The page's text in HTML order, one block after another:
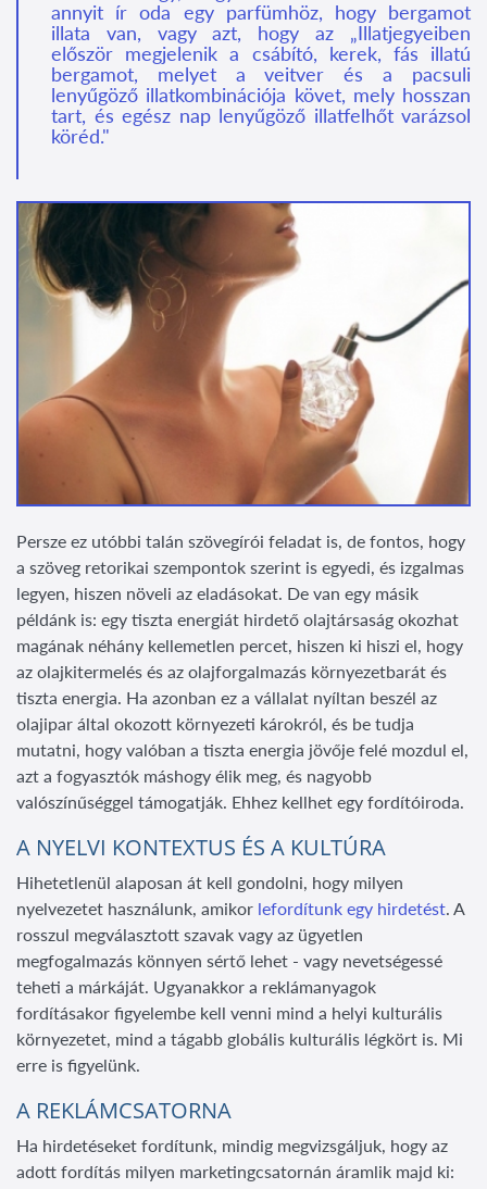
annyit ír oda egy parfümhöz, hogy bergamot
illata van, vagy azt, hogy az „Illatjegyeiben
először megjelenik a csábító, kerek, fás illatú
bergamot, melyet a veitver és a pacsuli
lenyűgöző illatkombinációja követ, mely hosszan
tart, és egész nap lenyűgöző illatfelhőt varázsol
köréd."
Persze ez utóbbi talán szövegírói feladat is, de fontos, hogy
a szöveg retorikai szempontok szerint is egyedi, és izgalmas
legyen, hiszen növeli az eladásokat. De van egy másik
példánk is: egy tiszta energiát hirdető olajtársaság okozhat
magának néhány kellemetlen percet, hiszen ki hiszi el, hogy
az olajkitermelés és az olajforgalmazás környezetbarát és
tiszta energia. Ha azonban ez a vállalat nyíltan beszél az
olajipar által okozott környezeti károkról, és be tudja
mutatni, hogy valóban a tiszta energia jövője felé mozdul el,
azt a fogyasztók máshogy élik meg, és nagyobb
valószínűséggel támogatják. Ehhez kellhet egy fordítóiroda.
A NYELVI KONTEXTUS ÉS A KULTÚRA
Hihetetlenül alaposan át kell gondolni, hogy milyen
nyelvezetet használunk, amikor lefordítunk egy hirdetést. A
rosszul megválasztott szavak vagy az ügyetlen
megfogalmazás könnyen sértő lehet - vagy nevetségessé
teheti a márkáját. Ugyanakkor a reklámanyagok
fordításakor figyelembe kell venni mind a helyi kulturális
környezetet, mind a tágabb globális kulturális légkört is. Mi
erre is figyelünk.
A REKLÁMCSATORNA
Ha hirdetéseket fordítunk, mindig megvizsgáljuk, hogy az
adott fordítás milyen marketingcsatornán áramlik majd ki: